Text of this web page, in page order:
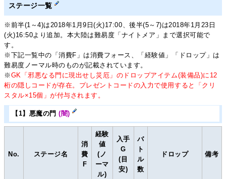
ステージ一覧
※前半(1～4)は2018年1月9日(火)17:00、後半(5～7)は2018年1月23日
(火)16:50より追加。本大陸は難易度「ナイトメア」まで選択可能で
す。
※下記一覧中の「消費F」は消費フォース、「経験値」「ドロップ」は
難易度ノーマル時のものが記載されています。
※ GK「邪悪なる門に現出せし災厄」のドロップアイテム(装備品)に12
桁の隠しコードが存在。プレゼントコードの入力で使用すると「クリ
スタル×15個」が付与されます。
【1】悪魔の門(闇)
No. ステージ名
消
費
F
経験
値
(ノ
ーマ
ル)
入手
G
(目
安)
バ
ト
ル
数
ドロップ 備考